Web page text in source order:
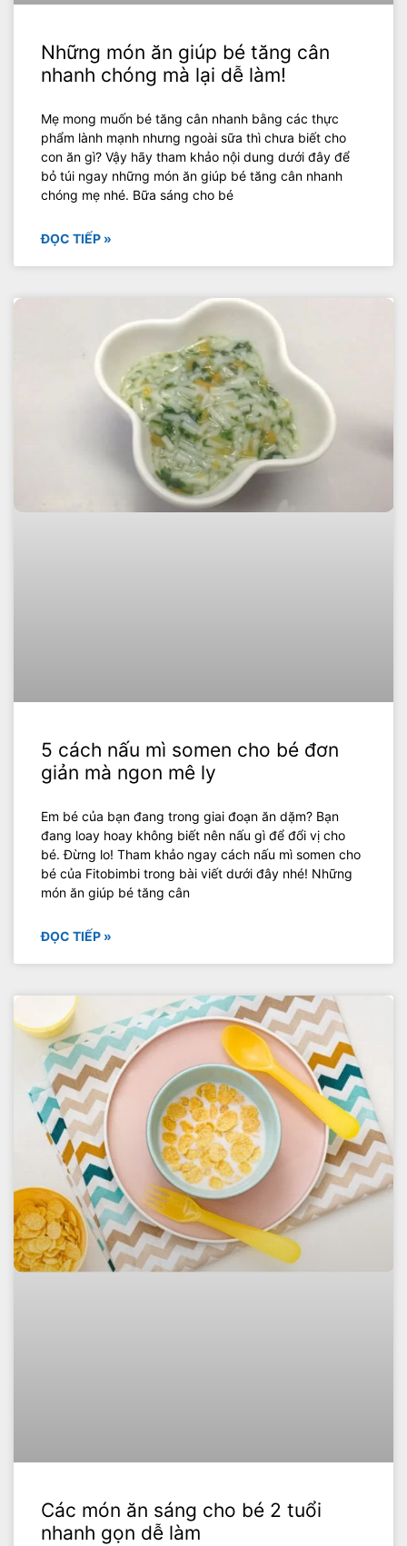
Những món ăn giúp bé tăng cân
nhanh chóng mà lại dễ làm!
Mẹ mong muốn bé tăng cân nhanh bằng các thực
phẩm lành mạnh nhưng ngoài sữa thì chưa biết cho
con ăn gì? Vậy hãy tham khảo nội dung dưới đây để
bỏ túi ngay những món ăn giúp bé tăng cân nhanh
chóng mẹ nhé. Bữa sáng cho bé
ĐỌC TIẾP »
5 cách nấu mì somen cho bé đơn
giản mà ngon mê ly
Em bé của bạn đang trong giai đoạn ăn dặm? Bạn
đang loay hoay không biết nên nấu gì để đổi vị cho
bé. Đừng lo! Tham khảo ngay cách nấu mì somen cho
bé của Fitobimbi trong bài viết dưới đây nhé! Những
món ăn giúp bé tăng cân
ĐỌC TIẾP »
Các món ăn sáng cho bé 2 tuổi
nhanh gọn dễ làm